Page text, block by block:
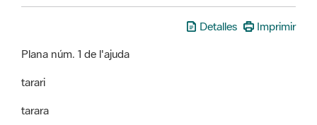
Detalles
Imprimir
Plana núm. 1 de l'ajuda
tarari
tarara